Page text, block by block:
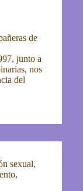
de
junto a
nos
del
sexual,
,